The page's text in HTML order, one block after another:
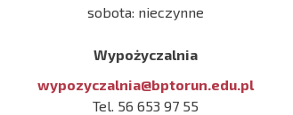
sobota: nieczynne
Wypożyczalnia
wypozyczalnia@bptorun.edu.pl
Tel. 56 653 97 55